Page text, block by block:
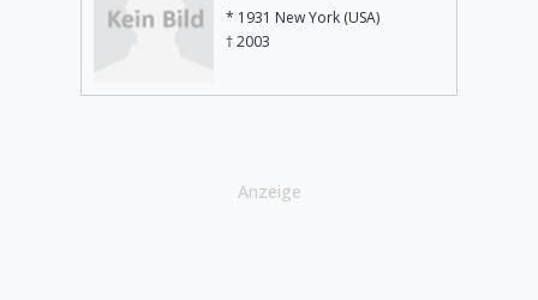
* 1931 New York (USA)
† 2003
Anzeige